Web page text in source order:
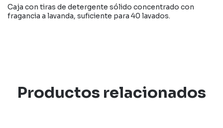
Caja con tiras de detergente sólido concentrado con
fragancia a lavanda, suficiente para 40 lavados.
Productos relacionados